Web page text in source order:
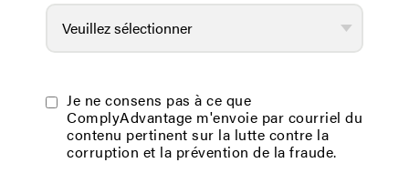
Je ne consens pas à ce que
ComplyAdvantage m'envoie par courriel du
contenu pertinent sur la lutte contre la
corruption et la prévention de la fraude.